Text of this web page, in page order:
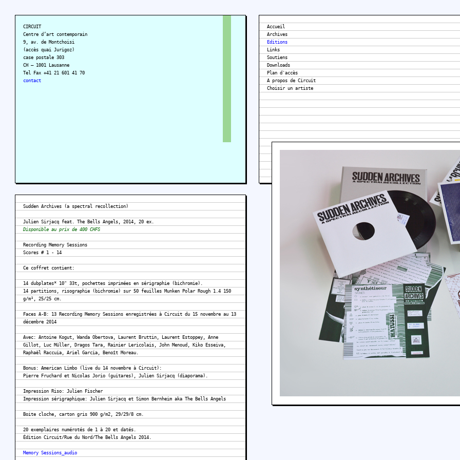
CIRCUIT
Centre d’art contemporain
9, av. de Montchoisi
(accès quai Jurigoz)
case postale 303
CH – 1001 Lausanne
Tel Fax +41 21 601 41 70
contact
Accueil
Archives
Editions
Links
Soutiens
Downloads
Plan d'accès
A propos de Circuit
Sudden Archives (a spectral recollection)
Julien Sirjacq feat. The Bells Angels, 2014, 20 ex.
Disponible au prix de 400 CHFS
Recording Memory Sessions
Scores # 1 - 14
Ce coffret contient:
14 dubplates* 10" 33t, pochettes imprimées en sérigraphie (bichromie).
14 partitions, risographie (bichromie) sur 50 feuilles Munken Polar Rough 1.4 150
g/m², 25/25 cm.
Faces A-B: 13 Recording Memory Sessions enregistrées à Circuit du 15 novembre au 13
décembre 2014
Avec: Antoine Kogut, Wanda Obertova, Laurent Bruttin, Laurent Estoppey, Anne
Gillot, Luc Müller, Dragos Tara, Rainier Lericolais, John Menoud, Kiko Esseiva,
Raphaël Raccuia, Ariel Garcia, Benoît Moreau.
Bonus: American Limbo (live du 14 novembre à Circuit):
Pierre Fruchard et Nicolas Jorio (guitares), Julien Sirjacq (diaporama).
Impression Riso: Julien Fischer
Impression sérigraphique: Julien Sirjacq et Simon Bernheim aka The Bells Angels
Boite cloche, carton gris 900 g/m2, 29/29/8 cm.
20 exemplaires numérotés de 1 à 20 et datés.
Édition Circuit/Rue du Nord/The Bells Angels 2014.
Memory Sessions_audio